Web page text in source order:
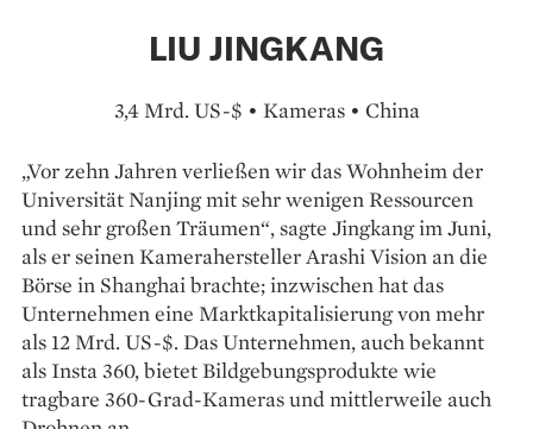
LIU JINGKANG
3,4 Mrd. US-$ • Kameras • China
„Vor zehn Jahren verließen wir das Wohnheim der
Universität Nanjing mit sehr wenigen Ressourcen
und sehr großen Träumen“, sagte Jingkang im Juni,
als er seinen Kamerahersteller Arashi Vision an die
Börse in Shanghai brachte; inzwischen hat das
Unternehmen eine Marktkapitalisierung von mehr
als 12 Mrd. US-$. Das Unternehmen, auch bekannt
als Insta 360, bietet Bildgebungsprodukte wie
tragbare 360-Grad-Kameras und mittlerweile auch